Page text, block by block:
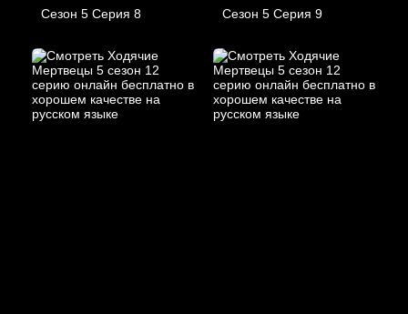
Сезон 5 Серия 8 Сезон 5 Серия 9